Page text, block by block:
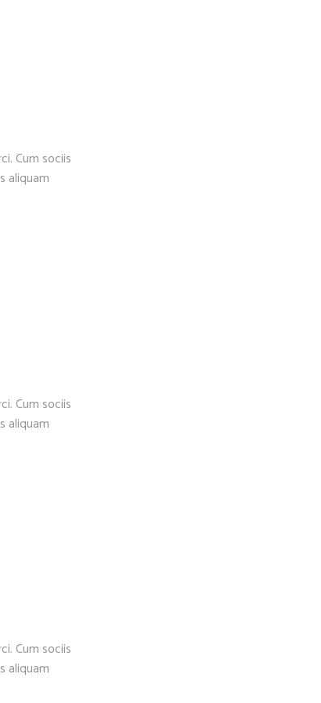
Cum sociis
aliquam
Cum sociis
aliquam
Cum sociis
aliquam